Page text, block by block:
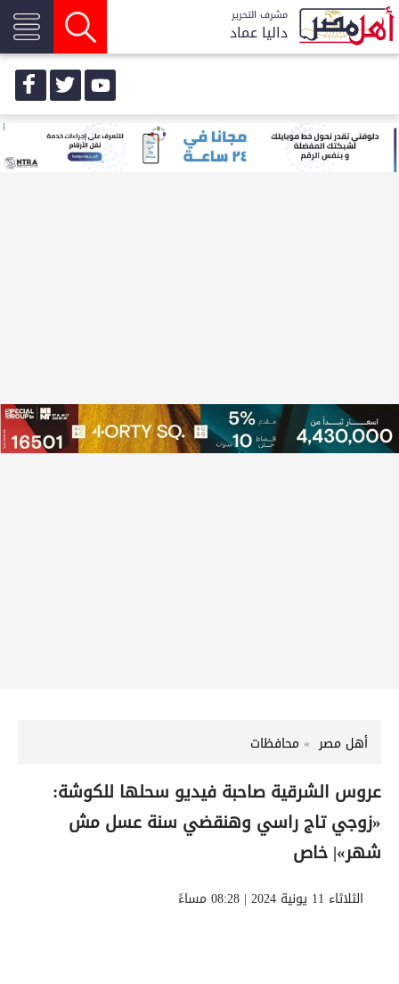
مشرف التحرير
داليا عماد
أهل مصر محافظات
عروس الشرقية صاحبة فيديو سحلها للكوشة:
«زوجي تاج راسي وهنقضي سنة عسل مش
شهر»| خاص
الثلاثاء 11 يونية 2024 | 08:28 مساءً